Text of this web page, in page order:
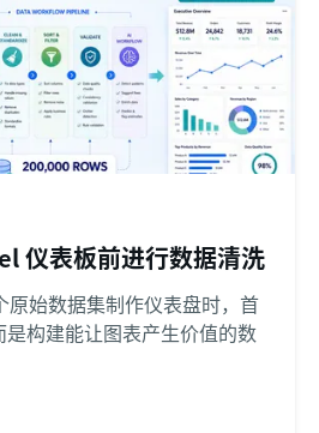
仪表板前进行数据清洗
原始数据集制作仪表盘时，首
构建能让图表产生价值的数